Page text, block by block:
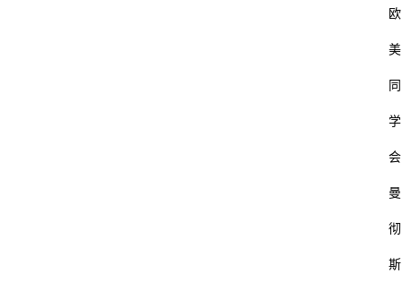
欧
美
同
学
会
曼
彻
斯